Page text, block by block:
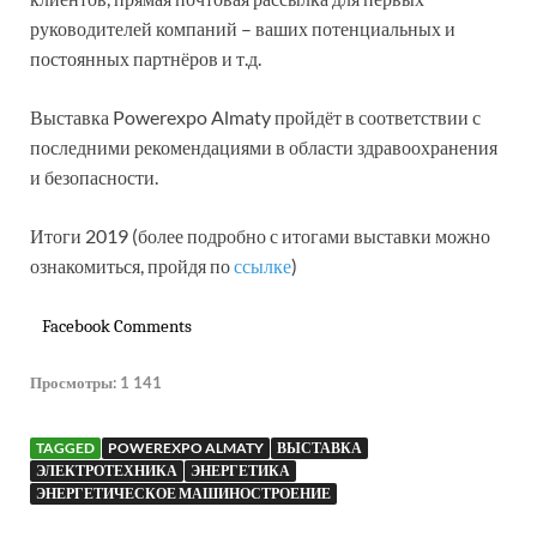
руководителей компаний – ваших потенциальных и
постоянных партнёров и т.д.
Выставка Powerexpo Almaty пройдёт в соответствии с
последними рекомендациями в области здравоохранения
и безопасности.
Итоги 2019 (более подробно с итогами выставки можно
ознакомиться, пройдя поссылке)
Facebook Comments
Просмотры: 1 141
TAGGED POWEREXPO ALMATY
ВЫСТАВКА
ЭЛЕКТРОТЕХНИКА
ЭНЕРГЕТИКА
ЭНЕРГЕТИЧЕСКОЕ МАШИНОСТРОЕНИЕ